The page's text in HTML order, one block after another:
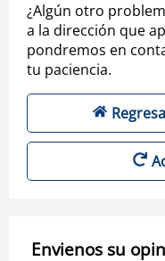
¿Algún otro
a la dirección que
pondremos en
tu paciencia.
Envienos su